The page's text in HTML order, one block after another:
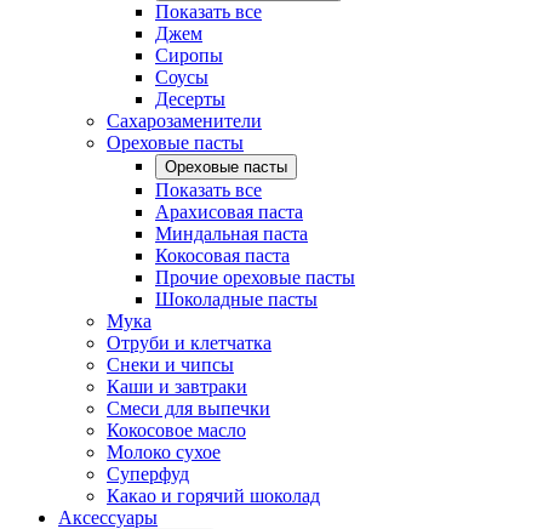
Показать все
Джем
Сиропы
Соусы
Десерты
Сахарозаменители
Ореховые пасты
Ореховые пасты
Показать все
Арахисовая паста
Миндальная паста
Кокосовая паста
Прочие ореховые пасты
Шоколадные пасты
Мука
Отруби и клетчатка
Снеки и чипсы
Каши и завтраки
Смеси для выпечки
Кокосовое масло
Молоко сухое
Суперфуд
Какао и горячий шоколад
Аксессуары